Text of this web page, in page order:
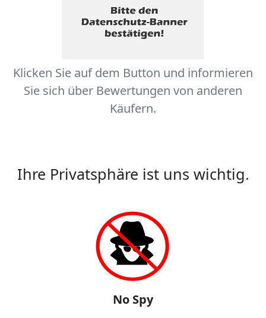
Klicken Sie auf dem Button und informieren
Sie sich über Bewertungen von anderen
Käufern.
Ihre Privatsphäre ist uns wichtig.
No Spy